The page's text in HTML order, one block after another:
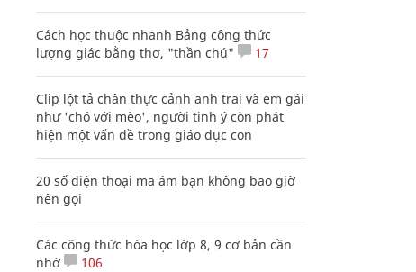
Cách học thuộc nhanh Bảng công thức
lượng giác bằng thơ, "thần chú"
17
Clip lột tả chân thực cảnh anh trai và em gái
như 'chó với mèo', người tinh ý còn phát
hiện một vấn đề trong giáo dục con
20 số điện thoại ma ám bạn không bao giờ
nên gọi
Các công thức hóa học lớp 8, 9 cơ bản cần
nhớ
106